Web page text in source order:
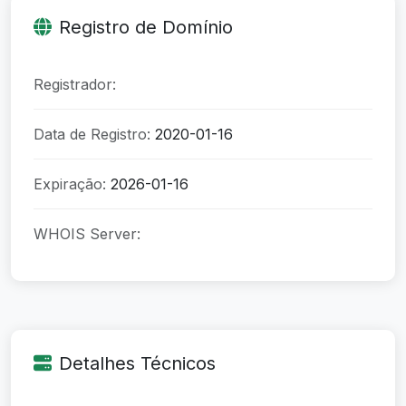
Registro de Domínio
Registrador:
Data de Registro: 2020-01-16
Expiração: 2026-01-16
WHOIS Server:
Detalhes Técnicos